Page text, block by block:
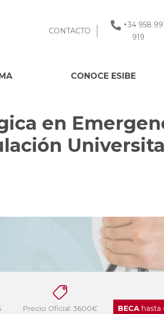
CONTACTO
+34 958
919
CONOCE ESIBE
en
Precio Oficial: 3600€ BECA hasta